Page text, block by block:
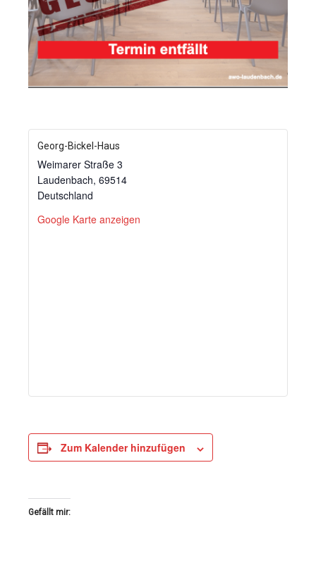
Georg-Bickel-Haus
Weimarer Straße 3
Laudenbach, 69514
Deutschland
Google Karte anzeigen
Zum Kalender hinzufügen
Gefällt mir: